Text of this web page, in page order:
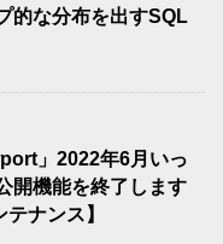
的な分布を出すSQL
」2022年6月いっ
開機能を終了します
テナンス】